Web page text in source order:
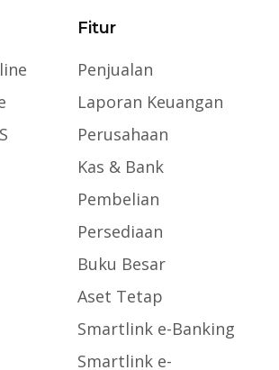
Fitur
Penjualan
Laporan Keuangan
Perusahaan
Kas & Bank
Pembelian
Persediaan
Buku Besar
Aset Tetap
Smartlink e-Banking
Smartlink e-